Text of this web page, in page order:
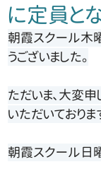
に定員と
朝霞スクール木
うございました。
ただいま、大変
いただいておりま
朝霞スクール日